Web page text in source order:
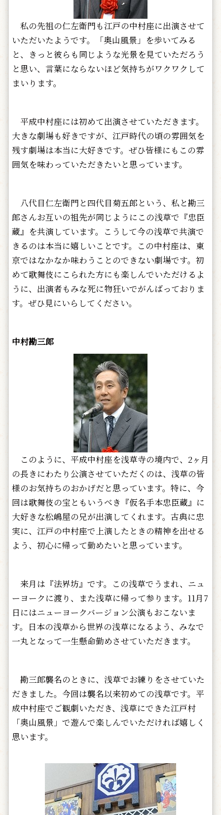
私の先祖の仁左衛門も江戸の中村座に出演させて
いただいたようです。「奥山風景」を歩いてみる
と、きっと彼らも同じような光景を見ていただろう
と思い、言葉にならないほど気持ちがワクワクして
まいります。
平成中村座には初めて出演させていただきます。
大きな劇場も好きですが、江戸時代の頃の雰囲気を
残す劇場は本当に大好きです。ぜひ皆様にもこの雰
囲気を味わっていただきたいと思っています。
八代目仁左衛門と四代目菊五郎という、私と勘三
郎さんお互いの祖先が同じようにこの浅草で『忠臣
蔵』を共演しています。こうして今の浅草で共演で
きるのは本当に嬉しいことです。この中村座は、東
京ではなかなか味わうことのできない劇場です。初
めて歌舞伎にこられた方にも楽しんでいただけるよ
うに、出演者もみな死に物狂いでがんばっておりま
す。ぜひ見にいらしてください。
中村勘三郎
このように、平成中村座を浅草寺の境内で、2ヶ月
の長きにわたり公演させていただくのは、浅草の皆
様のお気持ちのおかげだと思っています。特に、今
回は歌舞伎の宝ともいうべき『仮名手本忠臣蔵』に
大好きな松嶋屋の兄が出演してくれます。古典に忠
実に、江戸の中村座で上演したときの精神を出せる
よう、初心に帰って勤めたいと思っています。
来月は『法界坊』です。この浅草でうまれ、ニュ
ーヨークに渡り、また浅草に帰って参ります。11月7
日にはニューヨークバージョン公演もおこないま
す。日本の浅草から世界の浅草になるよう、みなで
一丸となって一生懸命勤めさせていただきます。
勘三郎襲名のときに、浅草でお練りをさせていた
だきました。今回は襲名以来初めての浅草です。平
成中村座でご観劇いただき、浅草にできた江戸村
「奥山風景」で遊んで楽しんでいただければ嬉しく
思います。